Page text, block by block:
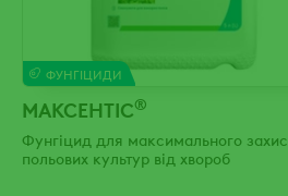
ФУНГІЦИДИ
МАКСЕНТІС®
Фунгіцид для максимального
польових культур від хвороб